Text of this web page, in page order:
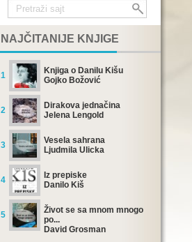
NAJČITANIJE KNJIGE
1
Knjiga o Danilu Kišu
Gojko Božović
2
Dirakova jednačina
Jelena Lengold
3
Vesela sahrana
Ljudmila Ulicka
4
Iz prepiske
Danilo Kiš
5
Život se sa mnom mnogo
po...
David Grosman